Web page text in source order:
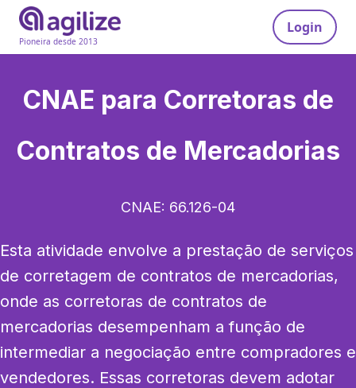
Pioneira desde 2013
Login
CNAE para Corretoras de
Contratos de Mercadorias
CNAE: 66.126-04
Esta atividade envolve a prestação de serviços
de corretagem de contratos de mercadorias,
onde as corretoras de contratos de
mercadorias desempenham a função de
intermediar a negociação entre compradores e
vendedores. Essas corretoras devem adotar